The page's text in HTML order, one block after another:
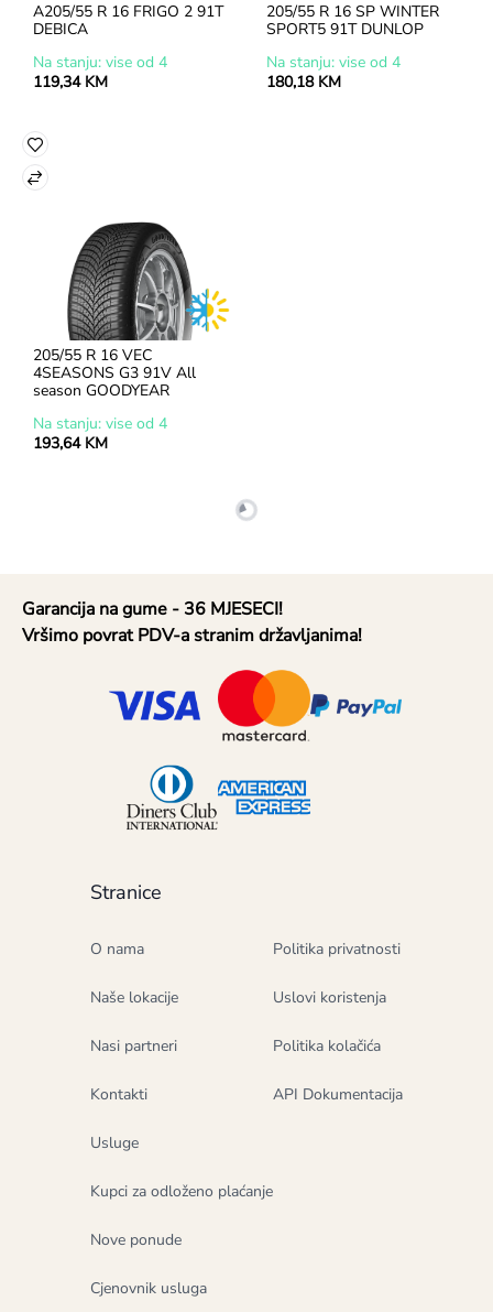
A205/55 R 16 FRIGO 2 91T
DEBICA
Na stanju: vise od 4
119,34 KM
205/55 R 16 SP WINTER
SPORT5 91T DUNLOP
Na stanju: vise od 4
180,18 KM
205/55 R 16 VEC
4SEASONS G3 91V All
season GOODYEAR
Na stanju: vise od 4
193,64 KM
Stranice
O nama
Naše lokacije
Nasi partneri
Kontakti
Usluge
Kupci za odloženo plaćanje
Nove ponude
Cjenovnik usluga
Politika privatnosti
Uslovi koristenja
Politika kolačića
API Dokumentacija
Garancija na gume - 36 MJESECI!
Vršimo povrat PDV-a stranim državljanima!